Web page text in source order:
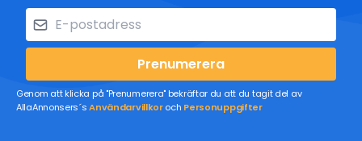
Prenumerera
Genom att klicka på "Prenumerera" bekräftar du att du tagit del av
AllaAnnonsers´sAnvändarvillkoroch Personuppgifter